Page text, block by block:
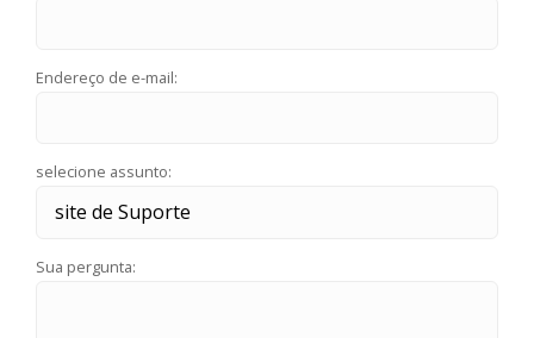
Endereço de e-mail:
selecione assunto:
Sua pergunta: